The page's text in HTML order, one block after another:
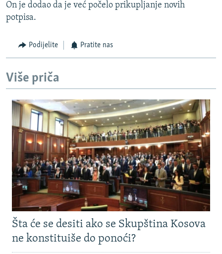
On je dodao da je već počelo prikupljanje novih
potpisa.
Podijelite Pratite nas
Više priča
Šta će se desiti ako se Skupština Kosova
ne konstituiše do ponoći?